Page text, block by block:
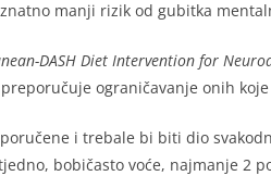
manji rizik od gubitka
DASH Diet Intervention for
ograničavanje onih
i trebale bi biti dio
bobičasto voće, najmanje 2